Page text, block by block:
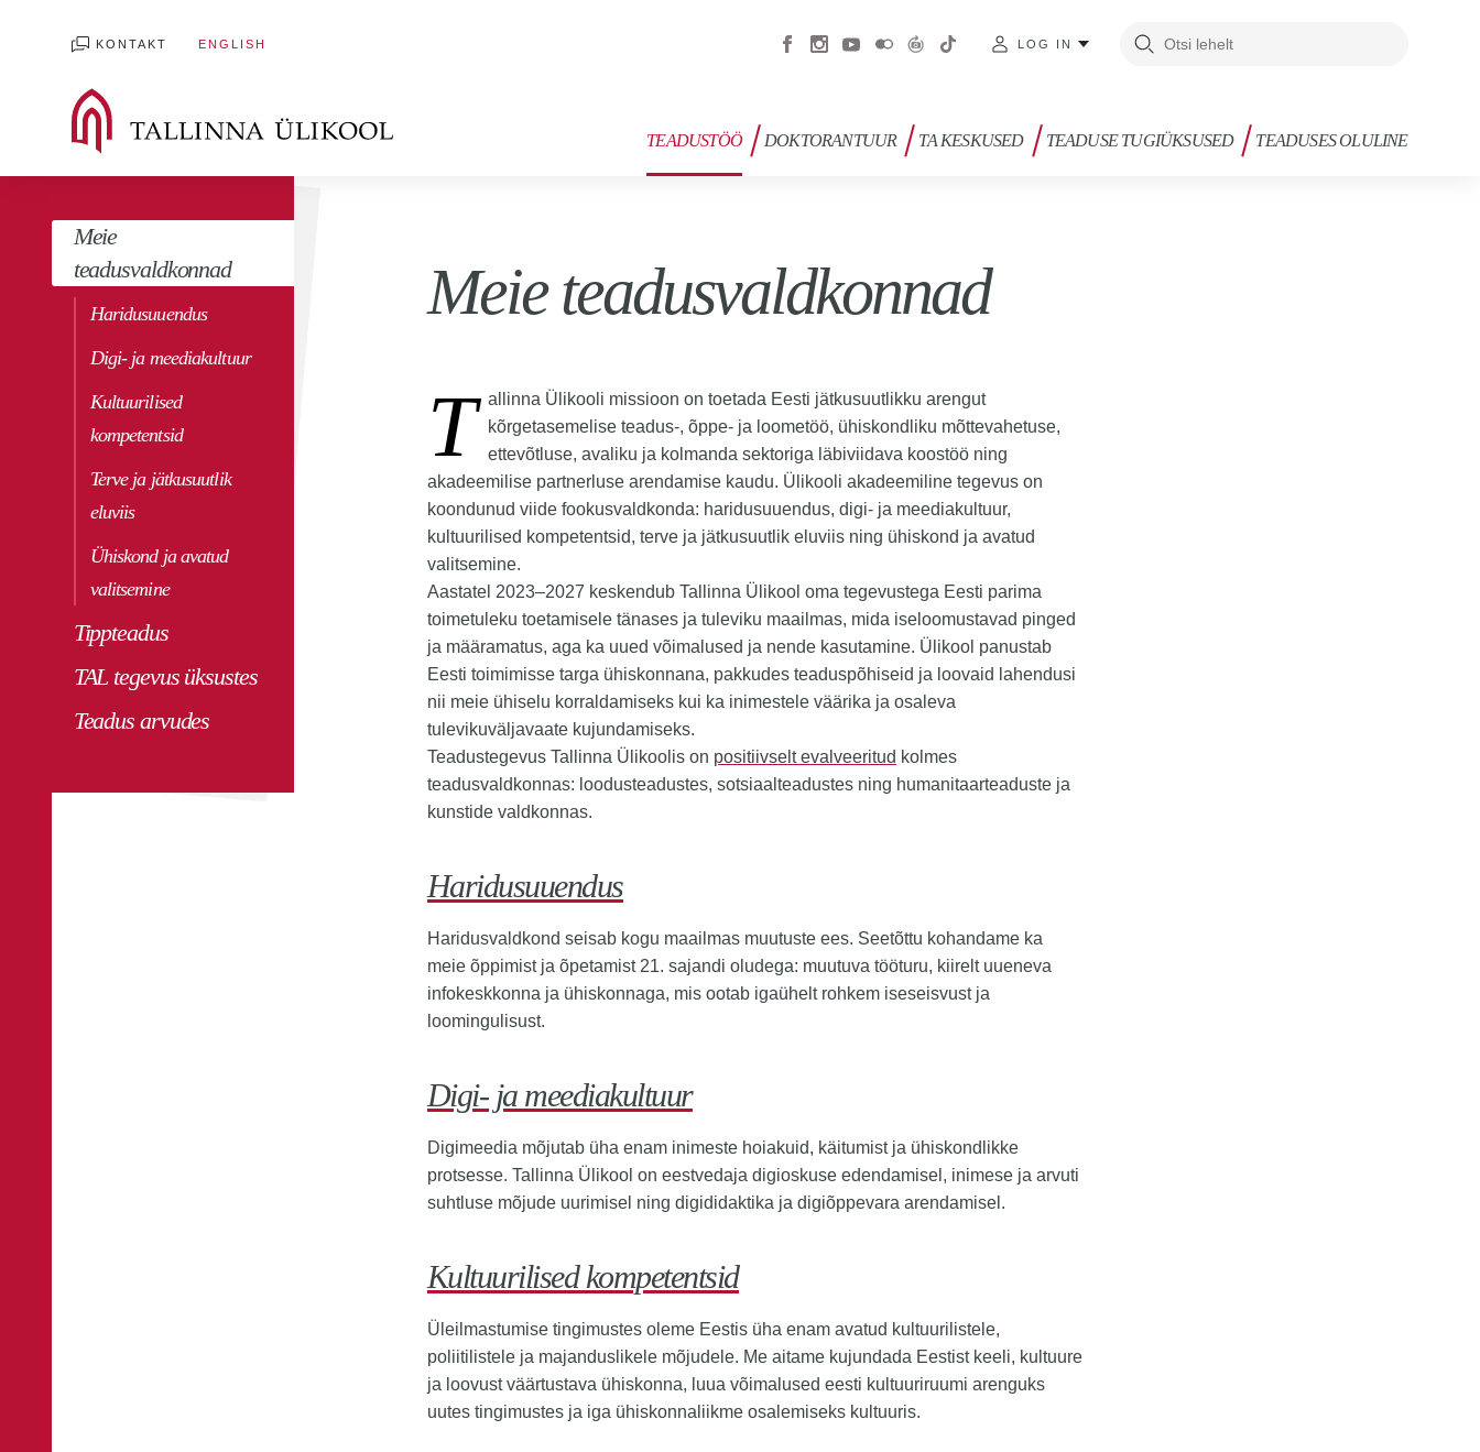
KONTAKT ENGLISH LOG IN
TEADUSTÖÖ DOKTORANTUUR TA KESKUSED TEADUSE TUGIÜKSUSED TEADUSES OLULINE
Meie
teadusvaldkonnad
Haridusuuendus
Digi- ja meediakultuur
Kultuurilised
kompetentsid
Terve ja jätkusuutlik
eluviis
Ühiskond ja avatud
valitsemine
Tippteadus
TAL tegevus üksustes
Teadus arvudes
Meie teadusvaldkonnad
T
allinna Ülikooli missioon on toetada Eesti jätkusuutlikku arengut
kõrgetasemelise teadus-, õppe- ja loometöö, ühiskondliku mõttevahetuse,
ettevõtluse, avaliku ja kolmanda sektoriga läbiviidava koostöö ning
akadeemilise partnerluse arendamise kaudu. Ülikooli akadeemiline tegevus on
koondunud viide fookusvaldkonda: haridusuuendus, digi- ja meediakultuur,
kultuurilised kompetentsid, terve ja jätkusuutlik eluviis ning ühiskond ja avatud
valitsemine.
Aastatel 2023–2027 keskendub Tallinna Ülikool oma tegevustega Eesti parima
toimetuleku toetamisele tänases ja tuleviku maailmas, mida iseloomustavad pinged
ja määramatus, aga ka uued võimalused ja nende kasutamine. Ülikool panustab
Eesti toimimisse targa ühiskonnana, pakkudes teaduspõhiseid ja loovaid lahendusi
nii meie ühiselu korraldamiseks kui ka inimestele väärika ja osaleva
tulevikuväljavaate kujundamiseks.
Teadustegevus Tallinna Ülikoolis on positiivselt evalveeritud kolmes
teadusvaldkonnas: loodusteadustes, sotsiaalteadustes ning humanitaarteaduste ja
kunstide valdkonnas.
Haridusuuendus
Haridusvaldkond seisab kogu maailmas muutuste ees. Seetõttu kohandame ka
meie õppimist ja õpetamist 21. sajandi oludega: muutuva tööturu, kiirelt uueneva
infokeskkonna ja ühiskonnaga, mis ootab igaühelt rohkem iseseisvust ja
loomingulisust.
Digi- ja meediakultuur
Digimeedia mõjutab üha enam inimeste hoiakuid, käitumist ja ühiskondlikke
protsesse. Tallinna Ülikool on eestvedaja digioskuse edendamisel, inimese ja arvuti
suhtluse mõjude uurimisel ning digididaktika ja digiõppevara arendamisel.
Kultuurilised kompetentsid
Üleilmastumise tingimustes oleme Eestis üha enam avatud kultuurilistele,
poliitilistele ja majanduslikele mõjudele. Me aitame kujundada Eestist keeli, kultuure
ja loovust väärtustava ühiskonna, luua võimalused eesti kultuuriruumi arenguks
uutes tingimustes ja iga ühiskonnaliikme osalemiseks kultuuris.